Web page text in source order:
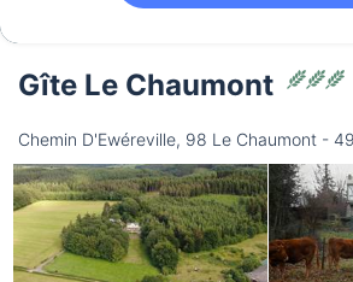
Gîte Le Chaumont
Chemin D'Ewéreville, 98 Le Chaumont -